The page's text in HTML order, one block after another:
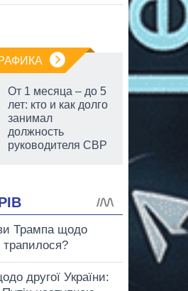
От 1 месяца – до 5
лет: кто и как долго
занимал
должность
руководителя СВР